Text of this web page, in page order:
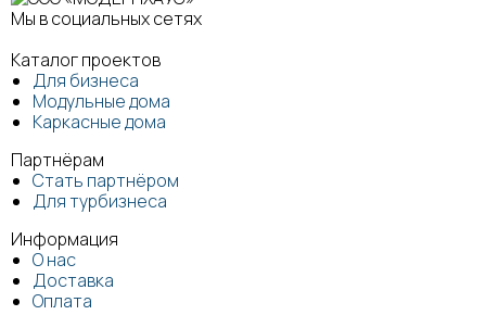
Мы в социальных сетях
Каталог проектов
Для бизнеса
Модульные дома
Каркасные дома
Партнёрам
Стать партнёром
Для турбизнеса
Информация
О нас
Доставка
Оплата